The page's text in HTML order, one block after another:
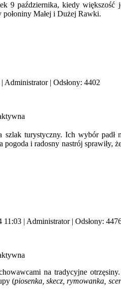
kiedy większość
Małej i Dużej Rawki.
| Administrator| Odsłony: 4402
turystyczny. Ich wybór padł
i radosny nastrój sprawiły,
11:03 | Administrator| Odsłony:
na tradycyjne
(piosenka, skecz, rymowanka,